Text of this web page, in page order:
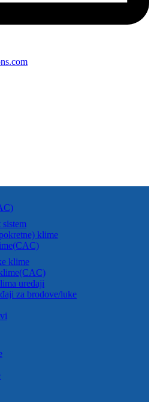
klime
klime
uređaji
za brodove/luke